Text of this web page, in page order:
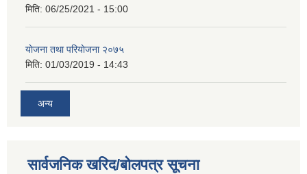
मिति: 06/25/2021 - 15:00
याेजना तथा परियाेजना २०७५
मिति: 01/03/2019 - 14:43
अन्य
सार्वजनिक खरिद/बोलपत्र सूचना